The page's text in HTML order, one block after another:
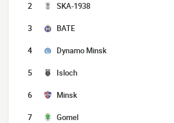
2 SKA-1938
3 BATE
4 Dynamo Minsk
5 Isloch
6 Minsk
7 Gomel